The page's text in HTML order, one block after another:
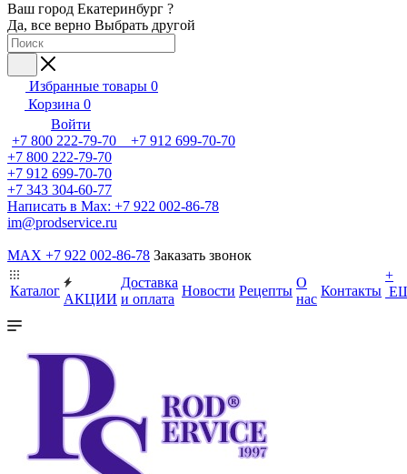
Ваш город Екатеринбург ?
Да, все верно Выбрать другой
Избранные товары 0
Корзина 0
Войти
+7 800 222-79-70 +7 912 699-70-70
+7 800 222-79-70
+7 912 699-70-70
+7 343 304-60-77
Написать в Max: +7 922 002-86-78
im@prodservice.ru
MAX +7 922 002-86-78 Заказать звонок
Каталог
АКЦИИ
Доставка
и оплата
Новости Рецепты
О
нас
Контакты
+